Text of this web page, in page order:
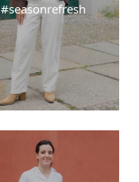
#seasonrefresh